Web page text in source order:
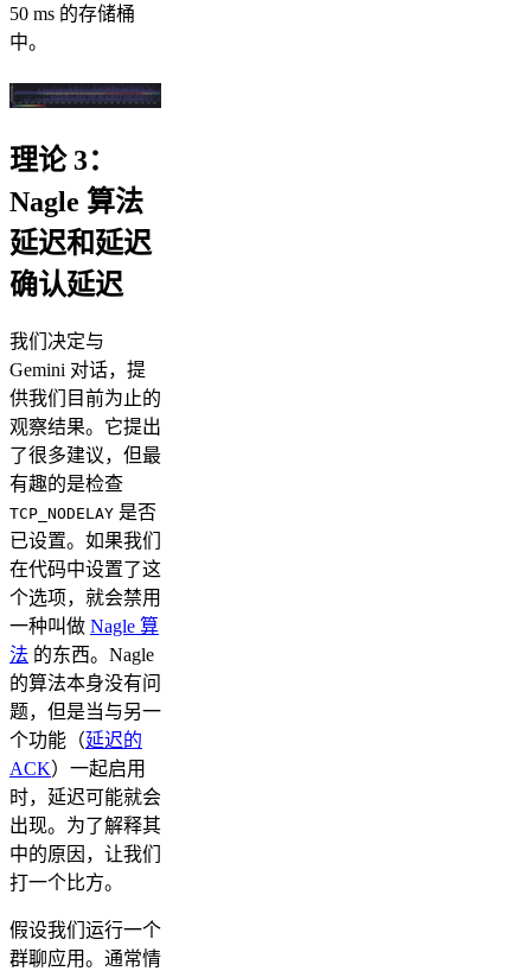
50 ms 的存储桶
中。
理论 3：
Nagle 算法
延迟和延迟
确认延迟
我们决定与
Gemini 对话，提
供我们目前为止的
观察结果。它提出
了很多建议，但最
有趣的是检查
TCP_NODELAY 是否
已设置。如果我们
在代码中设置了这
个选项，就会禁用
一种叫做 Nagle 算
法 的东西。Nagle
的算法本身没有问
题，但是当与另一
个功能（延迟的
ACK）一起启用
时，延迟可能就会
出现。为了解释其
中的原因，让我们
打一个比方。
假设我们运行一个
群聊应用。通常情